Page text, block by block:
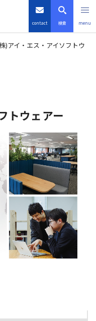
contact 検索 menu
)アイ・エス・アイソフトウ
トウェアー